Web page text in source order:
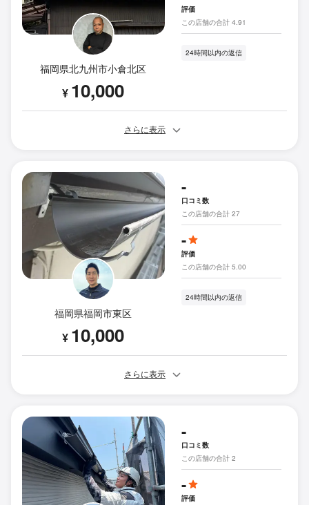
福岡県北九州市小倉北区
¥ 10,000
評価
この店舗の合計 4.91
24時間以内の返信
さらに表示
福岡県福岡市東区
¥ 10,000
-
口コミ数
この店舗の合計 27
-
評価
この店舗の合計 5.00
24時間以内の返信
さらに表示
-
口コミ数
この店舗の合計 2
-
評価